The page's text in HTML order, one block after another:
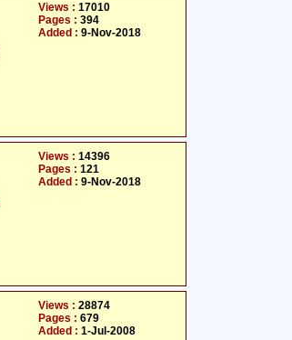
Views : 17010
Pages : 394
Added : 9-Nov-2018
Views : 14396
Pages : 121
Added : 9-Nov-2018
Views : 28874
Pages : 679
Added : 1-Jul-2008